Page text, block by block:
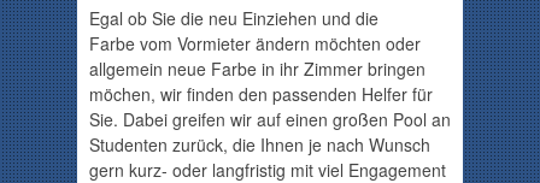
Egal ob Sie die neu Einziehen und die
Farbe vom Vormieter ändern möchten oder
allgemein neue Farbe in ihr Zimmer bringen
möchen, wir finden den passenden Helfer für
Sie. Dabei greifen wir auf einen großen Pool an
Studenten zurück, die Ihnen je nach Wunsch
gern kurz- oder langfristig mit viel Engagement